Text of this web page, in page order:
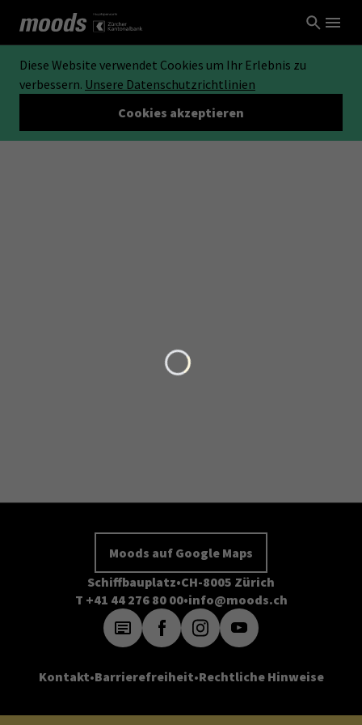
Diese Website verwendet Cookies um Ihr Erlebnis zu
verbessern. Unsere Datenschutzrichtlinien
Cookies akzeptieren
Moods auf Google Maps
Schiffbauplatz CH-8005 Zürich
T +41 44 276 80 00 info@moods.ch
Kontakt Barrierefreiheit Rechtliche Hinweise